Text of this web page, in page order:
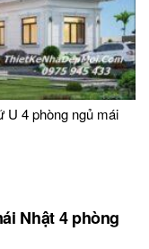
U 4 phòng ngủ mái
Nhật 4 phòng